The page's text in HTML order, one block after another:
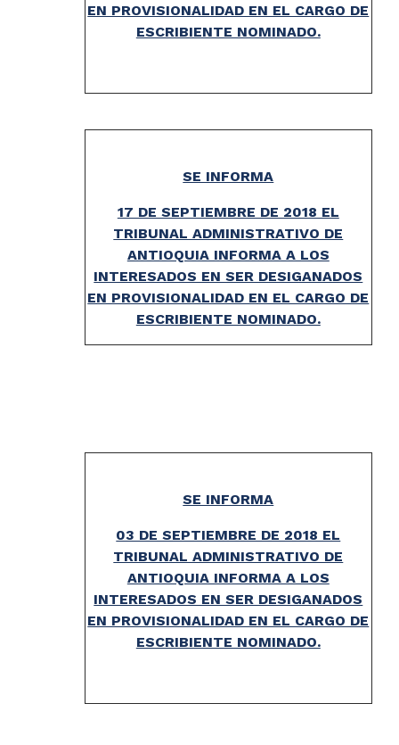
EN PROVISIONALIDAD EN EL CARGO DE
ESCRIBIENTE NOMINADO.
SE INFORMA
17 DE SEPTIEMBRE DE 2018 EL
TRIBUNAL ADMINISTRATIVO DE
ANTIOQUIA INFORMA A LOS
INTERESADOS EN SER DESIGANADOS
EN PROVISIONALIDAD EN EL CARGO DE
ESCRIBIENTE NOMINADO.
SE INFORMA
03 DE SEPTIEMBRE DE 2018 EL
TRIBUNAL ADMINISTRATIVO DE
ANTIOQUIA INFORMA A LOS
INTERESADOS EN SER DESIGANADOS
EN PROVISIONALIDAD EN EL CARGO DE
ESCRIBIENTE NOMINADO.